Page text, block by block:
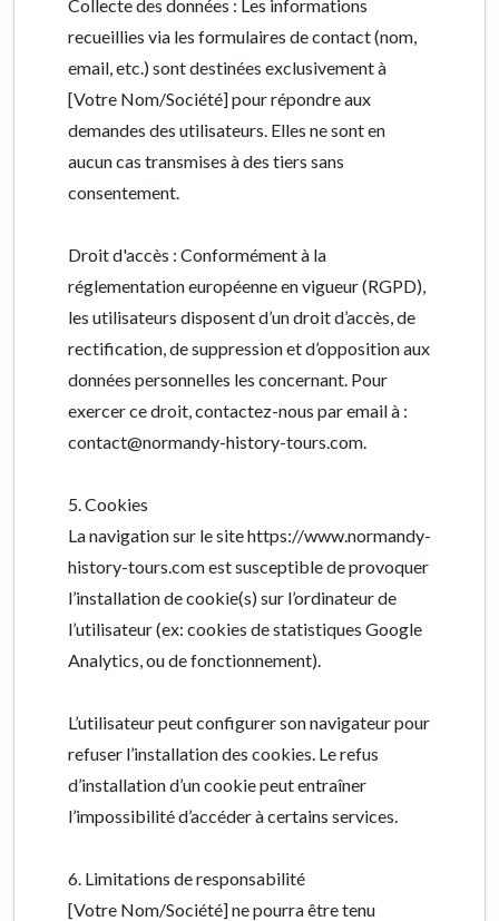
Collecte des données : Les informations
recueillies via les formulaires de contact (nom,
email, etc.) sont destinées exclusivement à
[Votre Nom/Société] pour répondre aux
demandes des utilisateurs. Elles ne sont en
aucun cas transmises à des tiers sans
consentement.
Droit d'accès : Conformément à la
réglementation européenne en vigueur (RGPD),
les utilisateurs disposent d’un droit d’accès, de
rectification, de suppression et d’opposition aux
données personnelles les concernant. Pour
exercer ce droit, contactez-nous par email à :
contact@normandy-history-tours.com.
5. Cookies
La navigation sur le site https://www.normandy-
history-tours.com est susceptible de provoquer
l’installation de cookie(s) sur l’ordinateur de
l’utilisateur (ex: cookies de statistiques Google
Analytics, ou de fonctionnement).
L’utilisateur peut configurer son navigateur pour
refuser l’installation des cookies. Le refus
d’installation d’un cookie peut entraîner
l’impossibilité d’accéder à certains services.
6. Limitations de responsabilité
[Votre Nom/Société] ne pourra être tenu